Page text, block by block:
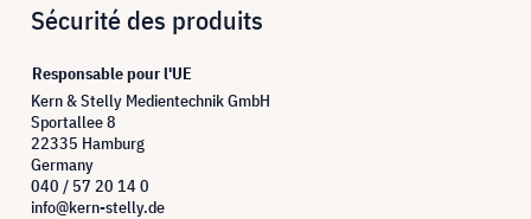
Sécurité des produits
Responsable pour l'UE
Kern & Stelly Medientechnik GmbH
Sportallee 8
22335 Hamburg
Germany
040 / 57 20 14 0
info@kern-stelly.de